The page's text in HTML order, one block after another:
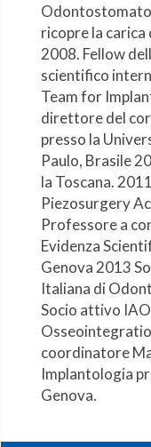
ricopre la
2008. Fellow
scientifico
Team for
direttore del
presso la
Paulo, Brasile
la Toscana.
Piezosurgery
Professore a
Evidenza
Genova 2013
Italiana di
Socio attivo
coordinatore
Implantologia
Genova.